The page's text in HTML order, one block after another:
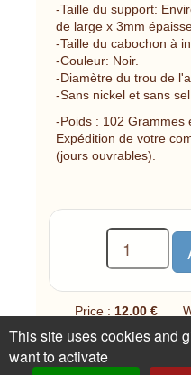
-Taille du support:
de large x 3mm
-Taille du cabochon à
-Couleur: Noir.
-Diamètre du trou de
-Sans nickel et sans
-Poids : 102 Grammes
Expédition de votre
(jours ouvrables).
Price :12.00 €
7
This site uses cookies and
want to activate